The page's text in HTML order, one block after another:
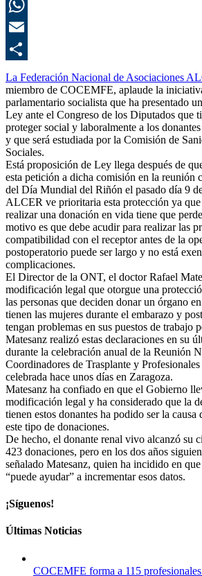
La Federación Nacional de Asociaciones
miembro de COCEMFE, aplaude la
parlamentario socialista que ha presentado
Ley ante el Congreso de los Diputados que
proteger social y laboralmente a los
y que será estudiada por la Comisión de
Sociales.
Está proposición de Ley llega después de
esta petición a dicha comisión en la reunión
del Día Mundial del Riñón el pasado día 9
ALCER ve prioritaria esta protección ya que
realizar una donación en vida tiene que
motivo es que debe acudir para realizar las
compatibilidad con el receptor antes de la
postoperatorio puede ser largo y no está
complicaciones.
El Director de la ONT, el doctor Rafael
modificación legal que otorgue una
las personas que deciden donar un órgano
tienen las mujeres durante el embarazo y
tengan problemas en sus puestos de trabajo
Matesanz realizó estas declaraciones en su
durante la celebración anual de la Reunión
Coordinadores de Trasplante y
celebrada hace unos días en Zaragoza.
Matesanz ha confiado en que el Gobierno
modificación legal y ha considerado que la
tienen estos donantes ha podido ser la causa
este tipo de donaciones.
De hecho, el donante renal vivo alcanzó su
423 donaciones, pero en los dos años
señalado Matesanz, quien ha incidido en
“puede ayudar” a incrementar esos datos.
¡Síguenos!
Últimas Noticias
COCEMFE forma a 115